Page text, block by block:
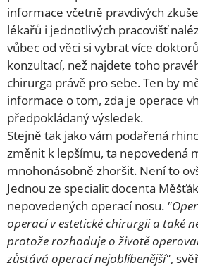
informace včetně pravdivých
lékařů i jednotlivých pracovišť
vůbec od věci si vybrat více
konzultací, než najdete toho
chirurga právě pro sebe. Ten by
informace o tom, zda je operace
předpokládaný výsledek.
Stejně tak jako vám podařená
změnit k lepšímu, ta nepovedená
mnohonásobně zhoršit. Není to
Jednou ze specialit docenta
nepovedených operací nosu.
operací v estetické chirurgii a také
protože rozhoduje o životě
zůstává operací nejoblíbenější",